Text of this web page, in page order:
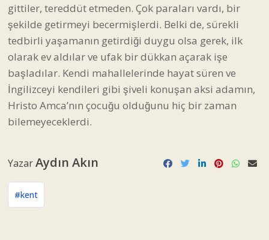
gittiler, tereddüt etmeden. Çok paraları vardı, bir
şekilde getirmeyi becermişlerdi. Belki de, sürekli
tedbirli yaşamanın getirdiği duygu olsa gerek, ilk
olarak ev aldılar ve ufak bir dükkan açarak işe
başladılar. Kendi mahallelerinde hayat süren ve
İngilizceyi kendileri gibi şiveli konuşan aksi adamın,
Hristo Amca’nın çocuğu olduğunu hiç bir zaman
bilemeyeceklerdi.
YazarAydın Akın
#kent